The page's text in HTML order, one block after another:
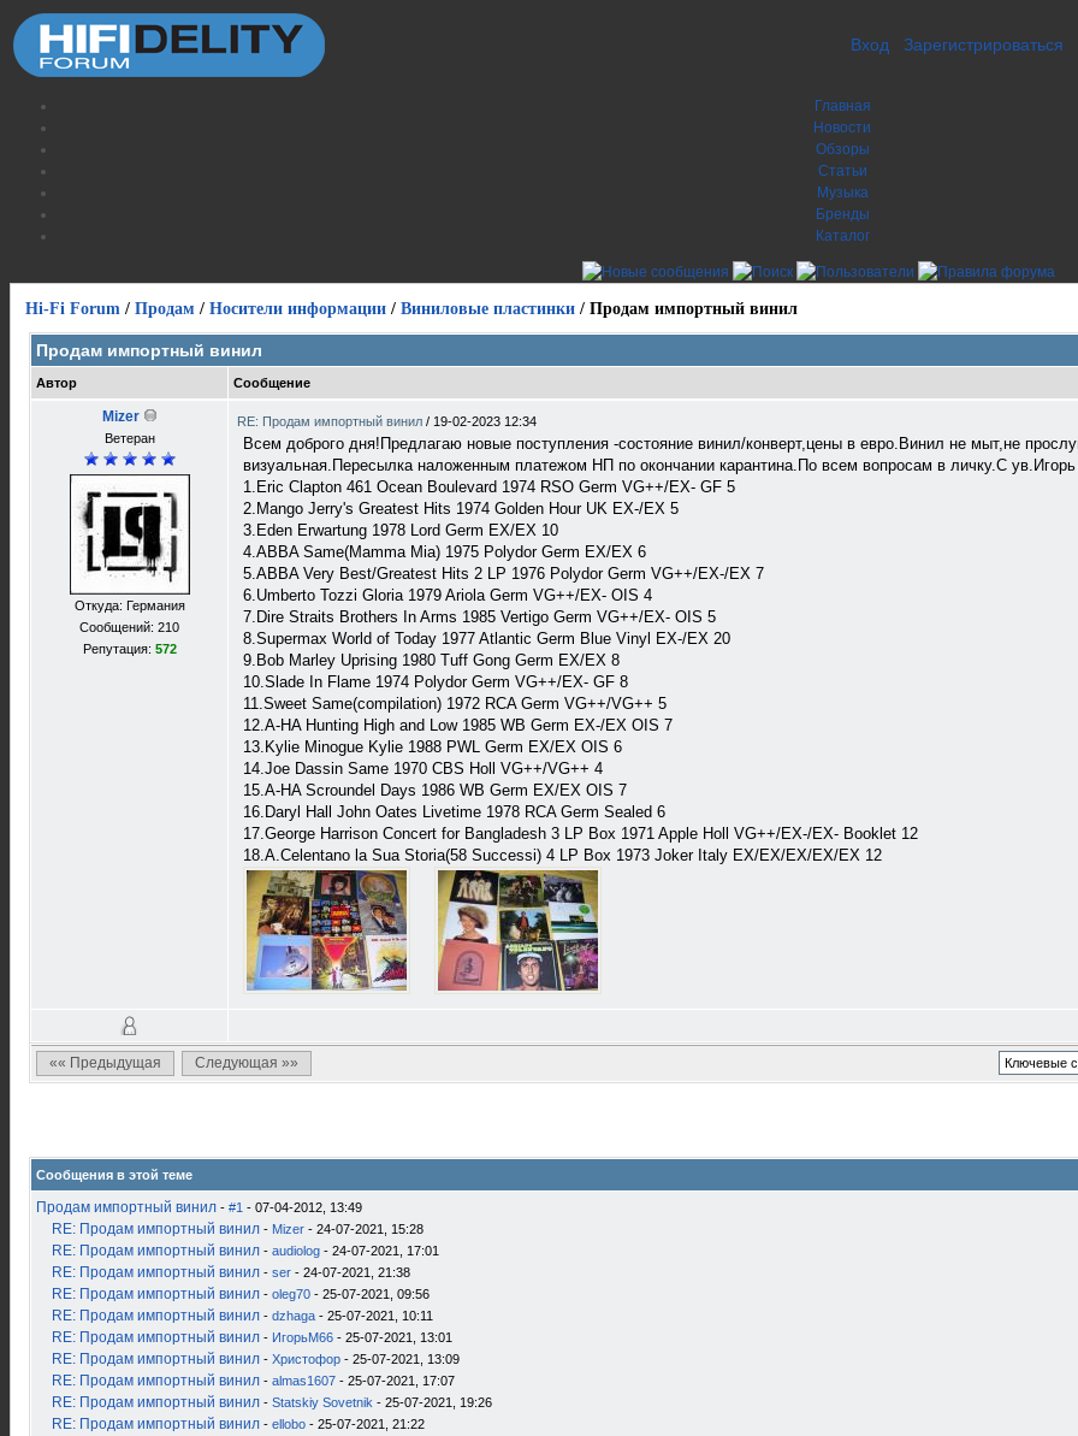
Вход Зарегистрироваться
Главная
Новости
Обзоры
Статьи
Музыка
Бренды
Каталог
Hi-Fi Forum / Продам / Носители информации / Виниловые пластинки / Продам импортный винил
Продам импортный винил
Автор Сообщение
Mizer
Ветеран
Откуда: Германия
Сообщений: 210
Репутация: 572
RE: Продам импортный винил / 19-02-2023 12:34
Всем доброго дня!Предлагаю новые поступления -состояние винил/конверт,цены в евро.Винил не мыт,не
визуальная.Пересылка наложенным платежом НП по окончании карантина.По всем вопрoсам в личку.С ув.Игорь
1.Eric Clapton 461 Ocean Boulevard 1974 RSO Germ VG++/EX- GF 5
2.Mango Jerry's Greatest Hits 1974 Golden Hour UK EX-/EX 5
3.Eden Erwartung 1978 Lord Germ EX/EX 10
4.ABBA Same(Mamma Mia) 1975 Polydor Germ EX/EX 6
5.ABBA Very Best/Greatest Hits 2 LP 1976 Polydor Germ VG++/EX-/EX 7
6.Umberto Tozzi Gloria 1979 Ariola Germ VG++/EX- OIS 4
7.Dire Straits Brothers In Arms 1985 Vertigo Germ VG++/EX- OIS 5
8.Supermax World of Today 1977 Atlantic Germ Blue Vinyl EX-/EX 20
9.Bob Marley Uprising 1980 Tuff Gong Germ EX/EX 8
10.Slade In Flame 1974 Polydor Germ VG++/EX- GF 8
11.Sweet Same(compilation) 1972 RCA Germ VG++/VG++ 5
12.A-HA Hunting High and Low 1985 WB Germ EX-/EX OIS 7
13.Kylie Minogue Kylie 1988 PWL Germ EX/EX OIS 6
14.Joe Dassin Same 1970 CBS Holl VG++/VG++ 4
15.A-HA Scroundel Days 1986 WB Germ EX/EX OIS 7
16.Daryl Hall John Oates Livetime 1978 RCA Germ Sealed 6
17.George Harrison Concert for Bangladesh 3 LP Box 1971 Apple Holl VG++/EX-/EX- Booklet 12
18.A.Celentano la Sua Storia(58 Successi) 4 LP Box 1973 Joker Italy EX/EX/EX/EX/EX 12
«« Предыдущая
Следующая »»
Сообщения в этой теме
Продам импортный винил - #1 - 07-04-2012, 13:49
RE: Продам импортный винил - Mizer - 24-07-2021, 15:28
RE: Продам импортный винил - audiolog - 24-07-2021, 17:01
RE: Продам импортный винил - ser - 24-07-2021, 21:38
RE: Продам импортный винил - oleg70 - 25-07-2021, 09:56
RE: Продам импортный винил - dzhaga - 25-07-2021, 10:11
RE: Продам импортный винил - ИгорьМ66 - 25-07-2021, 13:01
RE: Продам импортный винил - Христофор - 25-07-2021, 13:09
RE: Продам импортный винил - almas1607 - 25-07-2021, 17:07
RE: Продам импортный винил - Statskiy Sovetnik - 25-07-2021, 19:26
RE: Продам импортный винил - ellobo - 25-07-2021, 21:22